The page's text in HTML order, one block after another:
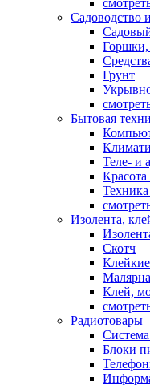
Садоводство
Горшки,
Грунт
Бытовая
Теле- и
Красота
Изолента,
Скотч
Клей,
Радиотовары
Блоки